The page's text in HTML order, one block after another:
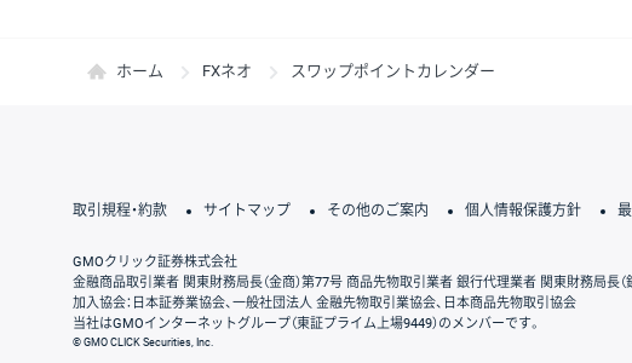
ホーム FXネオ スワップポイントカレンダー
取引規程・約款 サイトマップ その他のご案内 個人情報保護方針
GMOクリック証券株式会社
金融商品取引業者 関東財務局長（金商）第77号 商品先物取引業者 銀行代理業者 関東財務局長
加入協会：日本証券業協会、一般社団法人 金融先物取引業協会、日本商品先物取引協会
当社はGMOインターネットグループ（東証プライム上場9449）のメンバーです。
© GMO CLICK Securities, Inc.